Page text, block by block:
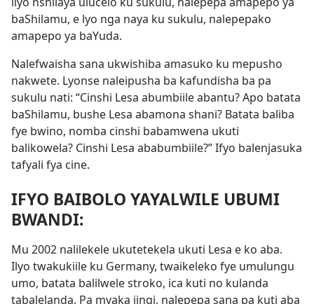
baShilamu, e lyo nga naya ku sukulu, nalepepako
amapepo ya baYuda.
Nalefwaisha sana ukwishiba amasuko ku mepusho
nakwete. Lyonse naleipusha ba kafundisha ba pa
sukulu nati: “Cinshi Lesa abumbiile abantu? Apo batata
baShilamu, bushe Lesa abamona shani? Batata baliba
fye bwino, nomba cinshi babamwena ukuti
balikowela? Cinshi Lesa ababumbiile?” Ifyo balenjasuka
tafyali fya cine.
IFYO BAIBOLO YAYALWILE UBUMI
BWANDI:
Mu 2002 nalilekele ukutetekela ukuti Lesa e ko aba.
Ilyo twakukiile ku Germany, twaikeleko fye umulungu
umo, batata balilwele stroko, ica kuti no kulanda
tabalelanda. Pa myaka iingi, nalepepa sana pa kuti aba